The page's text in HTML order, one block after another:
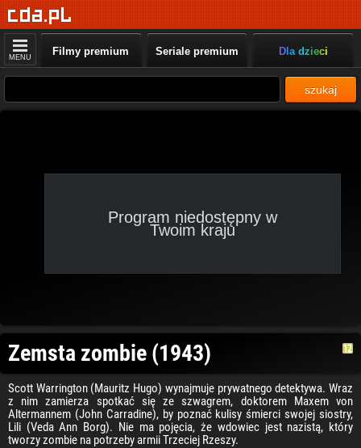
MENU Filmy premium Seriale premium Dla dzieci
szukaj
Program niedostępny w
Twoim kraju
Zemsta zombie (1943)
Scott Warrington (Mauritz Hugo) wynajmuje prywatnego detektywa. Wraz
z nim zamierza spotkać się ze szwagrem, doktorem Maxem von
Altermannem (John Carradine), by poznać kulisy śmierci swojej siostry,
Lili (Veda Ann Borg). Nie ma pojęcia, że wdowiec jest nazistą, który
tworzy zombie na potrzeby armii Trzeciej Rzeszy.